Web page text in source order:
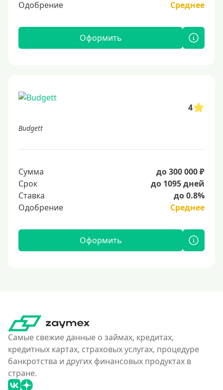
Одобрение
Среднее
Оформить
4
Budgett
Сумма
до 300 000 ₽
Срок
до 1095 дней
Ставка
до 0.8%
Одобрение
Среднее
Оформить
Самые свежие данные о займах, кредитах,
кредитных картах, страховых услугах, процедуре
банкротства и других финансовых продуктах в
стране.